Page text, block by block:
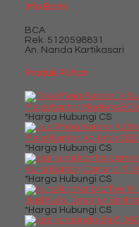
Info Bank
BCA
Rek. 5120598831
An. Nanda Kartikasari
Produk Pilihan
Meja Kantor Modera
*Harga Hubungi CS
Meja Kantor Aditech SSD
*Harga Hubungi CS
Kursi Kantor Carrera M
*Harga Hubungi CS
Jual Kursi Direktur
*Harga Hubungi CS